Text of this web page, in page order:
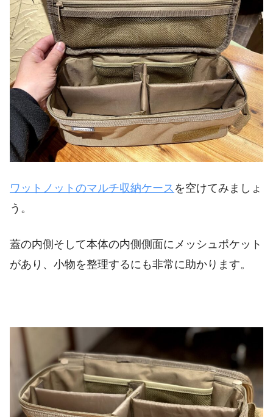
ワットノットのマルチ収納ケース を空けてみましょ
う。
蓋の内側そして本体の内側側面にメッシュポケット
があり、小物を整理するにも非常に助かります。